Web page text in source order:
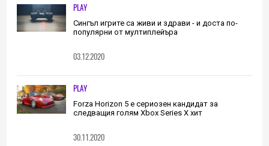
PLAY
Сингъл игрите са живи и здрави - и доста по-
популярни от мултиплейъра
03.12.2020
PLAY
Forza Horizon 5 е сериозен кандидат за
следващия голям Xbox Series X хит
30.11.2020